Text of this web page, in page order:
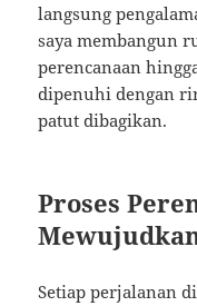
langsung
saya membangun
perencanaan
dipenuhi dengan
patut dibagikan.
Proses
Setiap perjalanan